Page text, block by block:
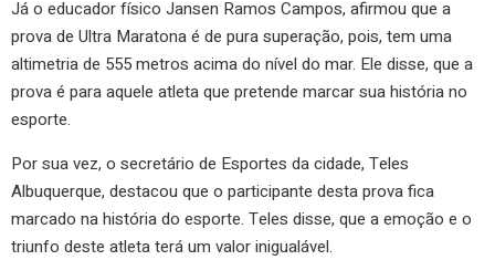
Já o educador físico Jansen Ramos Campos, afirmou que a
prova de Ultra Maratona é de pura superação, pois, tem uma
altimetria de 555 metros acima do nível do mar. Ele disse, que a
prova é para aquele atleta que pretende marcar sua história no
esporte.
Por sua vez, o secretário de Esportes da cidade, Teles
Albuquerque, destacou que o participante desta prova fica
marcado na história do esporte. Teles disse, que a emoção e o
triunfo deste atleta terá um valor inigualável.